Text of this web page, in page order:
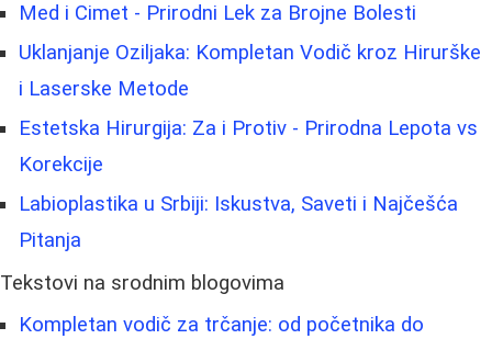
Med i Cimet - Prirodni Lek za Brojne Bolesti
Uklanjanje Oziljaka: Kompletan Vodič kroz Hirurške
i Laserske Metode
Estetska Hirurgija: Za i Protiv - Prirodna Lepota vs
Korekcije
Labioplastika u Srbiji: Iskustva, Saveti i Najčešća
Pitanja
Tekstovi na srodnim blogovima
Kompletan vodič za trčanje: od početnika do